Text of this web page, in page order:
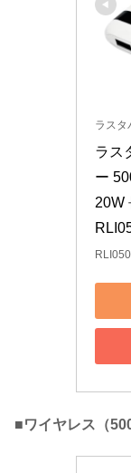
ラスタ
ラス
ー
20W
■ワイヤレス（